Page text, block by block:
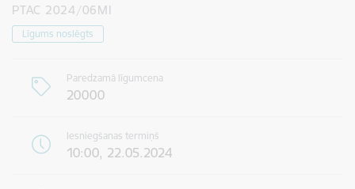
PTAC 2024/06MI
Līgums noslēgts
Paredzamā līgumcena
20000
Iesniegšanas termiņš
10:00, 22.05.2024